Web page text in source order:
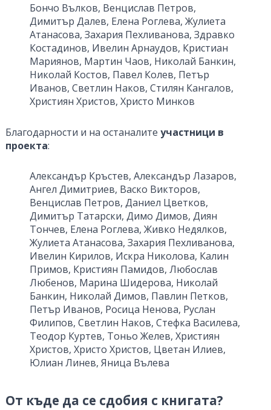
Бончо Вълков, Венцислав Петров,
Димитър Далев, Елена Роглева, Жулиета
Атанасова, Захария Пехливанова, Здравко
Костадинов, Ивелин Арнаудов, Кристиан
Мариянов, Мартин Чаов, Николай Банкин,
Николай Костов, Павел Колев, Петър
Иванов, Светлин Наков, Стилян Кангалов,
Християн Христов, Христо Минков
Благодарности и на останалите участници в
проекта:
Александър Кръстев, Александър Лазаров,
Ангел Димитриев, Васко Викторов,
Венцислав Петров, Даниел Цветков,
Димитър Татарски, Димо Димов, Диян
Тончев, Елена Роглева, Живко Недялков,
Жулиета Атанасова, Захария Пехливанова,
Ивелин Кирилов, Искра Николова, Калин
Примов, Кристиян Памидов, Любослав
Любенов, Марина Шидерова, Николай
Банкин, Николай Димов, Павлин Петков,
Петър Иванов, Росица Ненова, Руслан
Филипов, Светлин Наков, Стефка Василева,
Теодор Куртев, Тоньо Желев, Християн
Христов, Христо Христов, Цветан Илиев,
Юлиан Линев, Яница Вълева
От къде да се сдобия с книгата?